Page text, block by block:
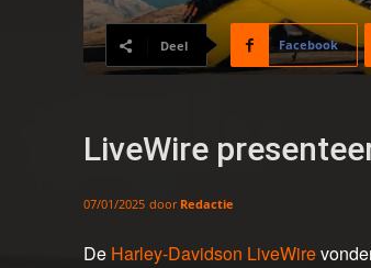
Deel Facebook
LiveWire
07/01/2025 door Redactie
De Harley-Davidson LiveWire